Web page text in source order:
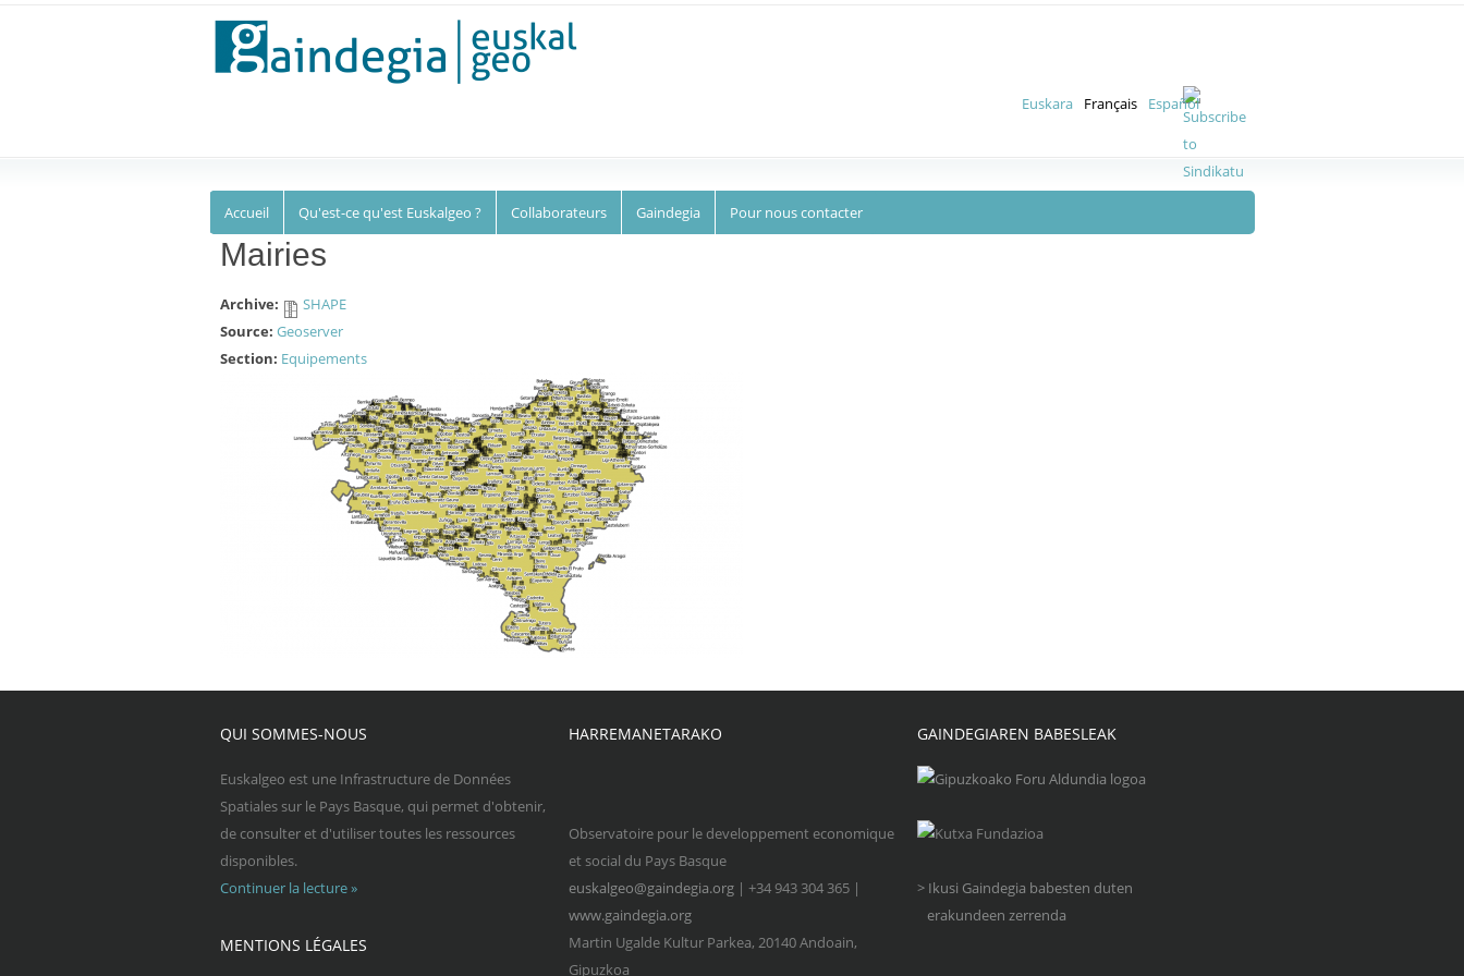
Euskalgeo
Euskara Français Español
Accueil Qu'est-ce qu'est Euskalgeo ? Collaborateurs Gaindegia Pour nous contacter
Mairies
Archive:
SHAPE
Source: Geoserver
Section: Equipements
QUI SOMMES-NOUS
Euskalgeo est une Infrastructure de Données
Spatiales sur le Pays Basque, qui permet d'obtenir,
de consulter et d'utiliser toutes les ressources
disponibles.
Continuer la lecture »
MENTIONS LÉGALES
HARREMANETARAKO
Observatoire pour le developpement economique
et social du Pays Basque
euskalgeo@gaindegia.org | +34 943 304 365 |
www.gaindegia.org
Martin Ugalde Kultur Parkea, 20140 Andoain,
Gipuzkoa
GAINDEGIAREN BABESLEAK
> Ikusi Gaindegia babesten duten
erakundeen zerrenda